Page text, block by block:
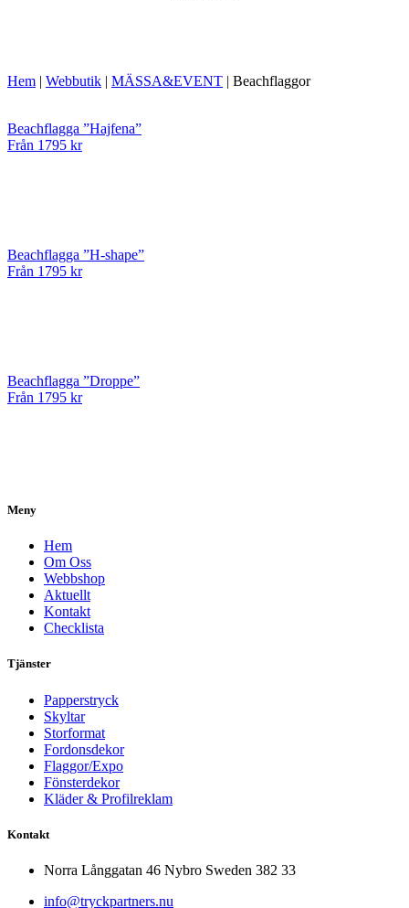
Hem | Webbutik | MÄSSA&EVENT | Beachflaggor
Beachflagga ”Hajfena”
Från 1795 kr
Beachflagga ”H-shape”
Från 1795 kr
Beachflagga ”Droppe”
Från 1795 kr
Meny
Hem
Om Oss
Webbshop
Aktuellt
Kontakt
Checklista
Tjänster
Papperstryck
Skyltar
Storformat
Fordonsdekor
Flaggor/Expo
Fönsterdekor
Kläder & Profilreklam
Kontakt
Norra Långgatan 46 Nybro Sweden 382 33
info@tryckpartners.nu